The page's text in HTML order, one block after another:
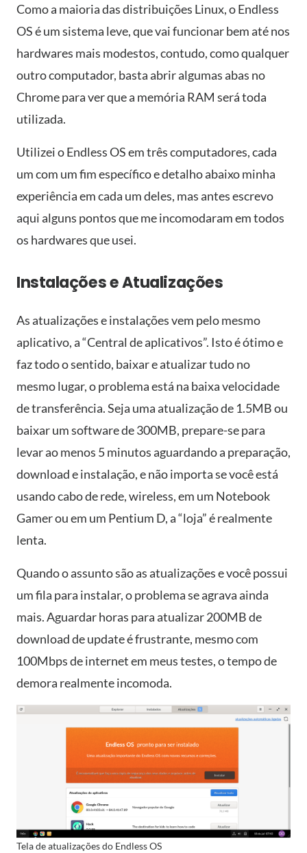
Como a maioria das distribuições Linux, o Endless
OS é um sistema leve, que vai funcionar bem até nos
hardwares mais modestos, contudo, como qualquer
outro computador, basta abrir algumas abas no
Chrome para ver que a memória RAM será toda
utilizada.
Utilizei o Endless OS em três computadores, cada
um com um fim específico e detalho abaixo minha
experiência em cada um deles, mas antes escrevo
aqui alguns pontos que me incomodaram em todos
os hardwares que usei.
Instalações e Atualizações
As atualizações e instalações vem pelo mesmo
aplicativo, a “Central de aplicativos”. Isto é ótimo e
faz todo o sentido, baixar e atualizar tudo no
mesmo lugar, o problema está na baixa velocidade
de transferência. Seja uma atualização de 1.5MB ou
baixar um software de 300MB, prepare-se para
levar ao menos 5 minutos aguardando a preparação,
download e instalação, e não importa se você está
usando cabo de rede, wireless, em um Notebook
Gamer ou em um Pentium D, a “loja” é realmente
lenta.
Quando o assunto são as atualizações e você possui
um fila para instalar, o problema se agrava ainda
mais. Aguardar horas para atualizar 200MB de
download de update é frustrante, mesmo com
100Mbps de internet em meus testes, o tempo de
demora realmente incomoda.
Tela de atualizações do Endless OS